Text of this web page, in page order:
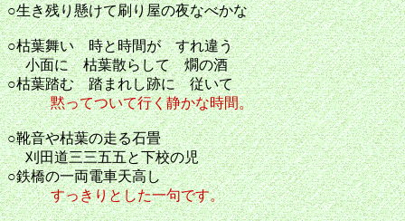
○生き残り懸けて刷り屋の夜なべかな
○枯葉舞い 時と時間が すれ違
小面に 枯葉散らして 燗の酒
○枯葉踏む 踏まれし跡に 従いて
黙ってついて行く静かな時間。
○靴音や枯葉の走る石
刈田道三三五五と下校の児
○鉄橋の一両電車天高し
すっきりとした一句です。